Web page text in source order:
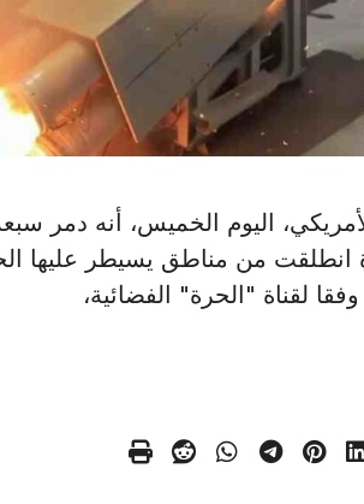
الأمريكي، اليوم الخميس، أنه
من مناطق يسيطر عليها
لقناة "الحرة" الفضائية،